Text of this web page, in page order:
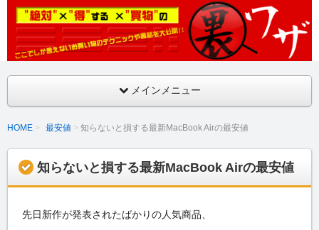
絶対得する買物の裏ワザ
ここでしか言えないお買い物のテクニックや裏話を大公開！！
メインメニュー
HOME 最安値 知らないと損する最新MacBook Airの最安値
知らないと損する最新MacBook Airの最安値
先日新作が発表されたばかりの人気商品、